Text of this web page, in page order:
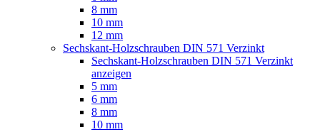
8 mm
10 mm
12 mm
Sechskant-Holzschrauben DIN 571 Verzinkt
Sechskant-Holzschrauben DIN 571 Verzinkt
anzeigen
5 mm
6 mm
8 mm
10 mm